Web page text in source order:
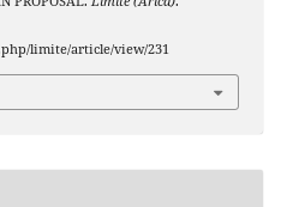
limite/article/view/231